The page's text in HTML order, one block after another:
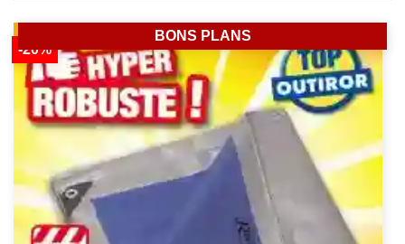
-20%
BONS PLANS